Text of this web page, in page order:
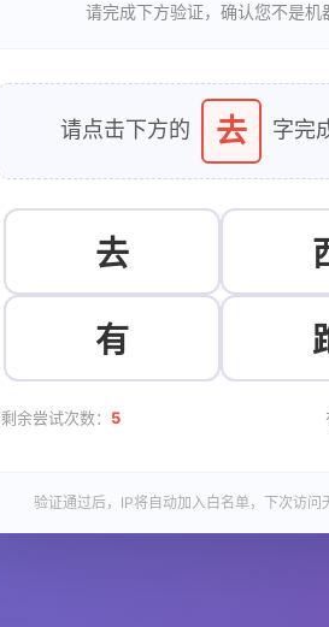
请完成下方验证，确认您不是机
请点击下方的 去 字完
去
有
剩余尝试次数： 5
验证通过后，IP将自动加入白名单，下次访问